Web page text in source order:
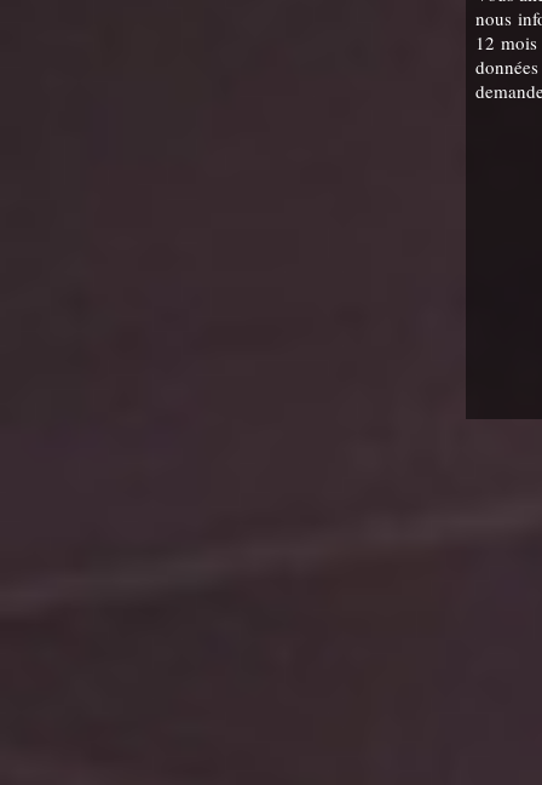
nous
12